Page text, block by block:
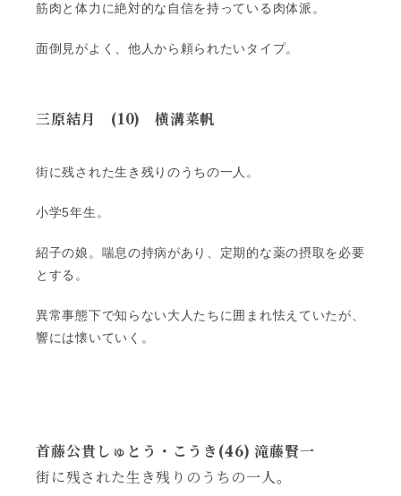
筋肉と体力に絶対的な自信を持っている肉体派。
面倒見がよく、他人から頼られたいタイプ。
三原結月 (10) 横溝菜帆
街に残された生き残りのうちの一人。
小学5年生。
紹子の娘。喘息の持病があり、定期的な薬の摂取を必要
とする。
異常事態下で知らない大人たちに囲まれ怯えていたが、
響には懐いていく。
首藤公貴 しゅとう・こうき(46) 滝藤賢一
街に残された生き残りのうちの一人。